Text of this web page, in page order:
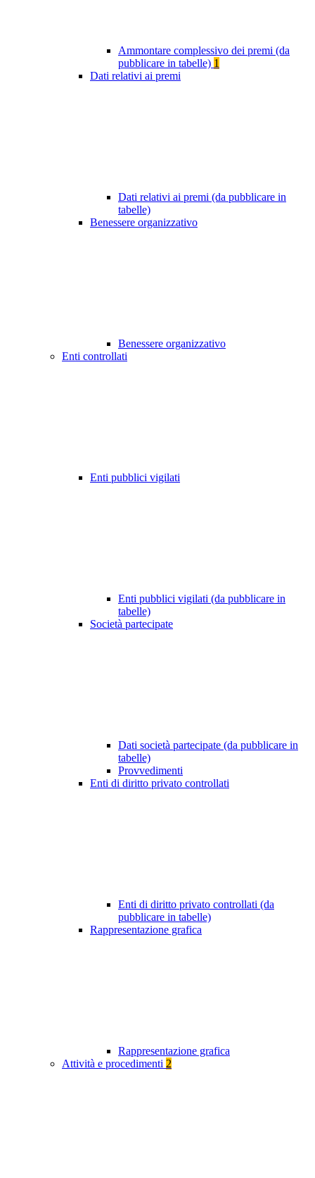
Ammontare complessivo dei premi (da
pubblicare in tabelle) 1
Dati relativi ai premi
Dati relativi ai premi (da pubblicare in
tabelle)
Benessere organizzativo
Benessere organizzativo
Enti controllati
Enti pubblici vigilati
Enti pubblici vigilati (da pubblicare in
tabelle)
Società partecipate
Dati società partecipate (da pubblicare in
tabelle)
Provvedimenti
Enti di diritto privato controllati
Enti di diritto privato controllati (da
pubblicare in tabelle)
Rappresentazione grafica
Rappresentazione grafica
Attività e procedimenti 2